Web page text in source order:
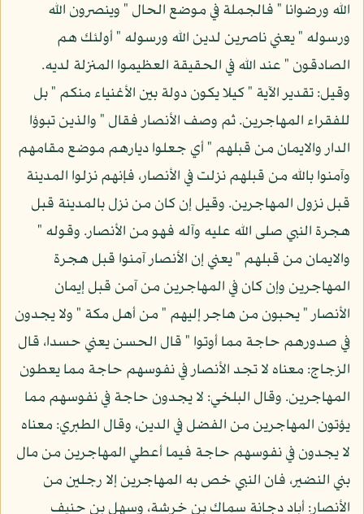
الله ورضوانا " فالجملة في موضع الحال " وينصرون الله
ورسوله " يعني ناصرين لدين الله ورسوله " أولئك هم
الصادقون " عند الله في الحقيقة العظيموا المنزلة لديه.
وقيل: تقدير الآية " كيلا يكون دولة بين الأغنياء منكم " بل
للفقراء المهاجرين. ثم وصف الأنصار فقال " والذين تبوؤا
الدار والايمان من قبلهم " أي جعلوا ديارهم موضع مقامهم
وآمنوا بالله من قبلهم نزلت في الأنصار، فإنهم نزلوا المدينة
قبل نزول المهاجرين. وقيل إن كان من نزل بالمدينة قبل
هجرة النبي صلى الله عليه وآله فهو من الأنصار. وقوله "
والايمان من قبلهم " يعني إن الأنصار آمنوا قبل هجرة
المهاجرين وإن كان في المهاجرين من آمن قبل إيمان
الأنصار " يحبون من هاجر إليهم " من أهل مكة " ولا يجدون
في صدورهم حاجة مما أوتوا " قال الحسن يعني حسدا، قال
الزجاج: معناه لا تجد الأنصار في نفوسهم حاجة مما يعطون
المهاجرين. وقال البلخي: لا يجدون حاجة في نفوسهم مما
يؤتون المهاجرين من الفضل في الدين، وقال الطبري: معناه
لا يجدون في نفوسهم حاجة فيما أعطي المهاجرين من مال
بني النضير، فان النبي خص به المهاجرين إلا رجلين من
الأنصار: أباد دجانة سماك بن خرشة، وسهل بن حنيف